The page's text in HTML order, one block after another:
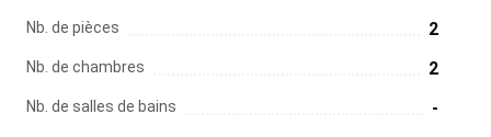
Nb. de pièces 2
Nb. de chambres 2
Nb. de salles de bains -